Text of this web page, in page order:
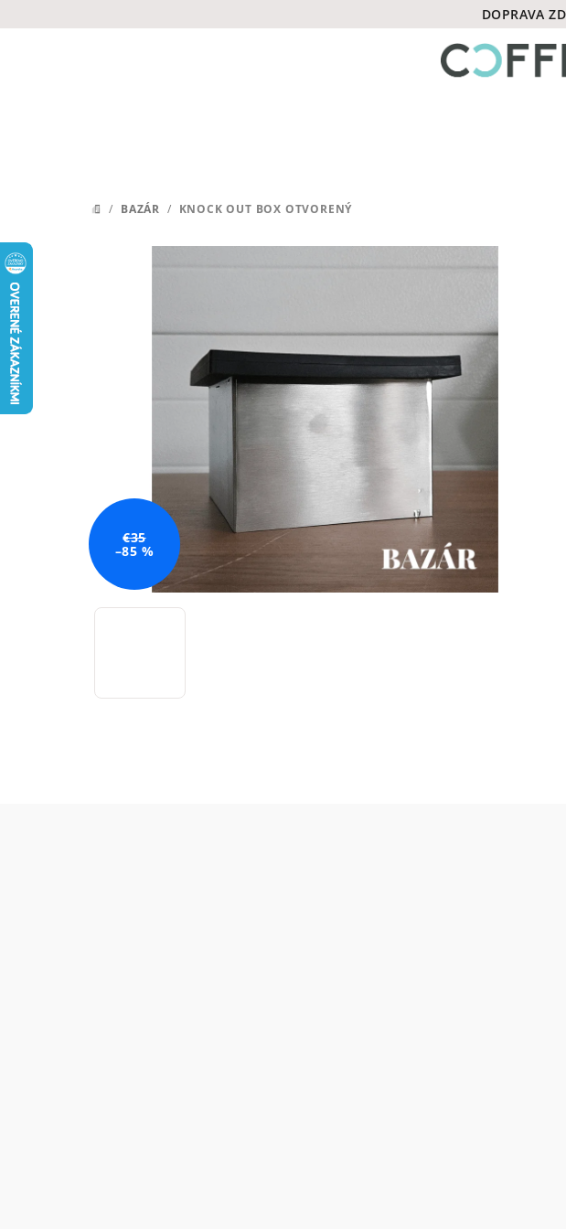
na
DOPRAVA
DOMOV
/ BAZÁR / KNOCK OUT BOX OTVORENÝ
€35
–85 %